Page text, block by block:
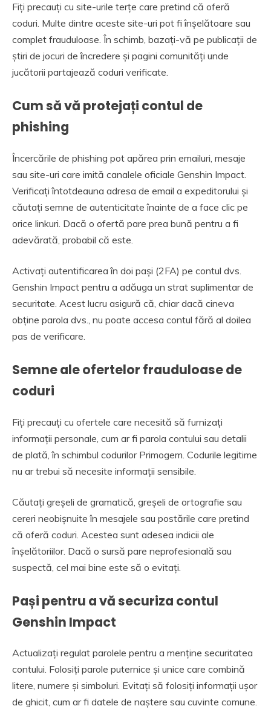
Fiți precauți cu site-urile terțe care pretind că oferă
coduri. Multe dintre aceste site-uri pot fi înșelătoare sau
complet frauduloase. În schimb, bazați-vă pe publicații de
știri de jocuri de încredere și pagini comunități unde
jucătorii partajează coduri verificate.
Cum să vă protejați contul de
phishing
Încercările de phishing pot apărea prin emailuri, mesaje
sau site-uri care imită canalele oficiale Genshin Impact.
Verificați întotdeauna adresa de email a expeditorului și
căutați semne de autenticitate înainte de a face clic pe
orice linkuri. Dacă o ofertă pare prea bună pentru a fi
adevărată, probabil că este.
Activați autentificarea în doi pași (2FA) pe contul dvs.
Genshin Impact pentru a adăuga un strat suplimentar de
securitate. Acest lucru asigură că, chiar dacă cineva
obține parola dvs., nu poate accesa contul fără al doilea
pas de verificare.
Semne ale ofertelor frauduloase de
coduri
Fiți precauți cu ofertele care necesită să furnizați
informații personale, cum ar fi parola contului sau detalii
de plată, în schimbul codurilor Primogem. Codurile legitime
nu ar trebui să necesite informații sensibile.
Căutați greșeli de gramatică, greșeli de ortografie sau
cereri neobișnuite în mesajele sau postările care pretind
că oferă coduri. Acestea sunt adesea indicii ale
înșelătoriilor. Dacă o sursă pare neprofesională sau
suspectă, cel mai bine este să o evitați.
Pași pentru a vă securiza contul
Genshin Impact
Actualizați regulat parolele pentru a menține securitatea
contului. Folosiți parole puternice și unice care combină
litere, numere și simboluri. Evitați să folosiți informații ușor
de ghicit, cum ar fi datele de naștere sau cuvinte comune.